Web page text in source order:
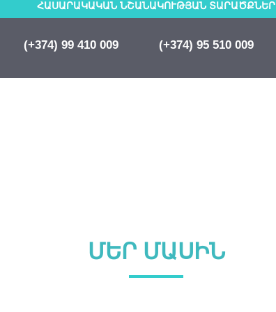
ՀԱՍԱՐԱԿԱԿԱՆ ՆՇԱՆԱԿՈՒԹՅԱՆ ՏԱՐԱԾՔՆԵՐ
(+374) 99 410 009 (+374) 95 510 009
ՄԵՐ ՄԱՍԻՆ